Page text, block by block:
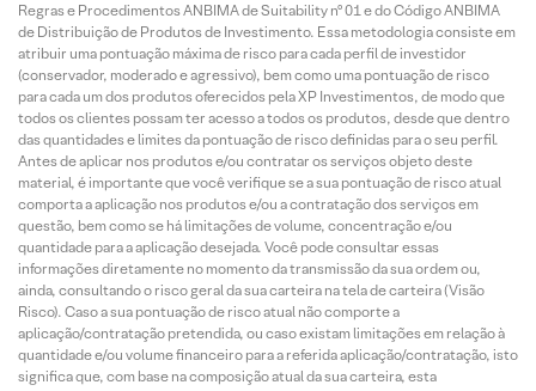
Regras e Procedimentos ANBIMA de Suitability nº 01 e do Código ANBIMA
de Distribuição de Produtos de Investimento. Essa metodologia consiste em
atribuir uma pontuação máxima de risco para cada perfil de investidor
(conservador, moderado e agressivo), bem como uma pontuação de risco
para cada um dos produtos oferecidos pela XP Investimentos, de modo que
todos os clientes possam ter acesso a todos os produtos, desde que dentro
das quantidades e limites da pontuação de risco definidas para o seu perfil.
Antes de aplicar nos produtos e/ou contratar os serviços objeto deste
material, é importante que você verifique se a sua pontuação de risco atual
comporta a aplicação nos produtos e/ou a contratação dos serviços em
questão, bem como se há limitações de volume, concentração e/ou
quantidade para a aplicação desejada. Você pode consultar essas
informações diretamente no momento da transmissão da sua ordem ou,
ainda, consultando o risco geral da sua carteira na tela de carteira (Visão
Risco). Caso a sua pontuação de risco atual não comporte a
aplicação/contratação pretendida, ou caso existam limitações em relação à
quantidade e/ou volume financeiro para a referida aplicação/contratação, isto
significa que, com base na composição atual da sua carteira, esta